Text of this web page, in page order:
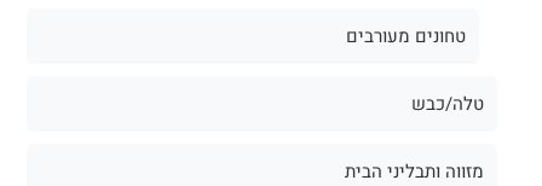
טחונים מעורבים
טלה/כבש
מזווה ותבליני הבית